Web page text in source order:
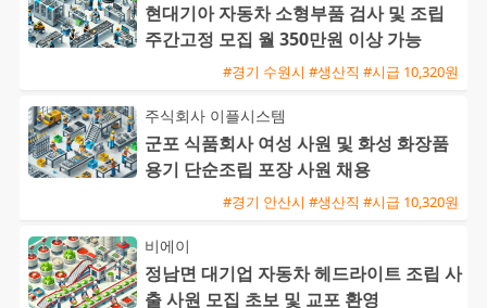
현대기아 자동차 소형부품 검사 및 조립
주간고정 모집 월 350만원 이상 가능
#경기 수원시 #생산직 #시급 10,320원
주식회사 이플시스템
군포 식품회사 여성 사원 및 화성 화장품
용기 단순조립 포장 사원 채용
#경기 안산시 #생산직 #시급 10,320원
비에이
정남면 대기업 자동차 헤드라이트 조립 사
출 사원 모집 초보 및 교포 환영